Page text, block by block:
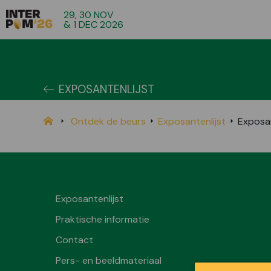
29, 30 NOV
& 1 DEC 2026
EXPOSANTENLIJST
Ontdek de beurs Exposantenlijst
Exposantenlijst
Praktische informatie
Contact
Pers- en beeldmateriaal